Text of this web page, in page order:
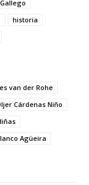
historia
van der Rohe
Cárdenas Niño
Agüeira